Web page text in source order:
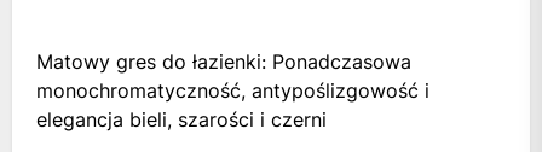
Matowy gres do łazienki: Ponadczasowa
monochromatyczność, antypoślizgowość i
elegancja bieli, szarości i czerni